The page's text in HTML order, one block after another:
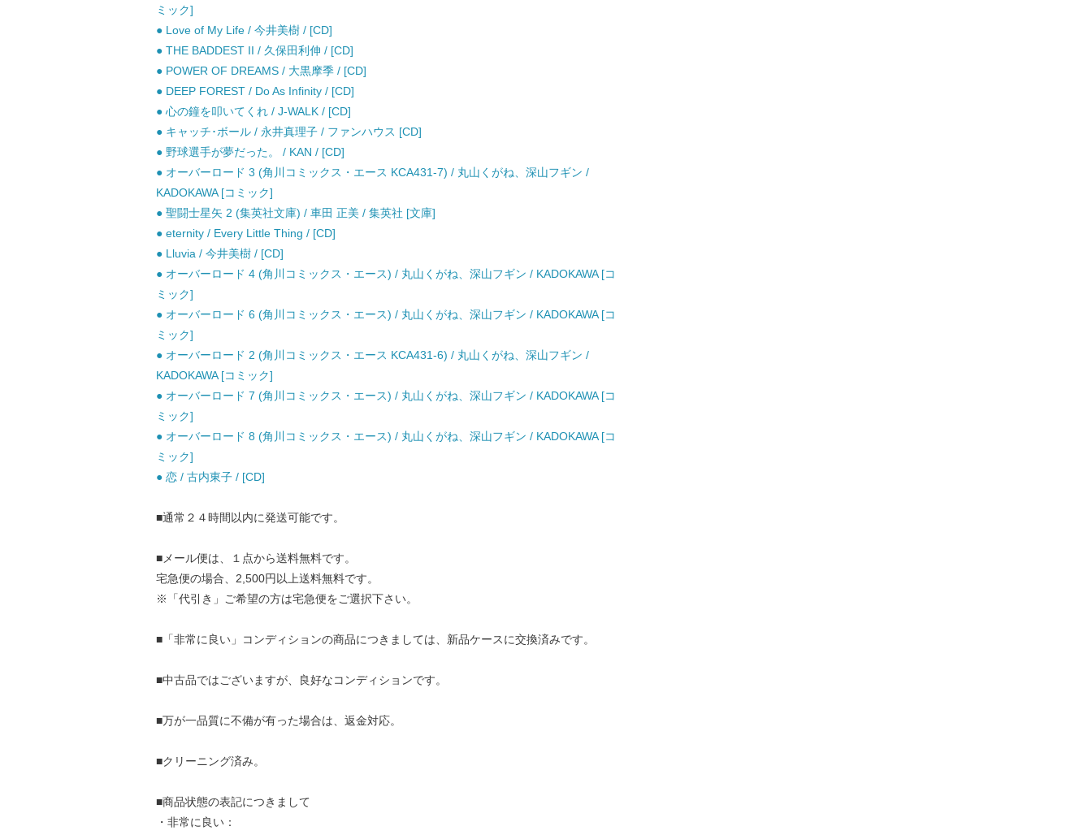
ミック]
● Love of My Life / 今井美樹 / [CD]
● THE BADDEST II / 久保田利伸 / [CD]
● POWER OF DREAMS / 大黒摩季 / [CD]
● DEEP FOREST / Do As Infinity / [CD]
● 心の鐘を叩いてくれ / J-WALK / [CD]
● キャッチ･ボール / 永井真理子 / ファンハウス [CD]
● 野球選手が夢だった。 / KAN / [CD]
● オーバーロード 3 (角川コミックス・エース KCA431-7) / 丸山くがね、深山フギン /
KADOKAWA [コミック]
● 聖闘士星矢 2 (集英社文庫) / 車田 正美 / 集英社 [文庫]
● eternity / Every Little Thing / [CD]
● Lluvia / 今井美樹 / [CD]
● オーバーロード 4 (角川コミックス・エース) / 丸山くがね、深山フギン / KADOKAWA [コ
ミック]
● オーバーロード 6 (角川コミックス・エース) / 丸山くがね、深山フギン / KADOKAWA [コ
ミック]
● オーバーロード 2 (角川コミックス・エース KCA431-6) / 丸山くがね、深山フギン /
KADOKAWA [コミック]
● オーバーロード 7 (角川コミックス・エース) / 丸山くがね、深山フギン / KADOKAWA [コ
ミック]
● オーバーロード 8 (角川コミックス・エース) / 丸山くがね、深山フギン / KADOKAWA [コ
ミック]
● 恋 / 古内東子 / [CD]
■通常２４時間以内に発送可能です。
■メール便は、１点から送料無料です。
宅急便の場合、2,500円以上送料無料です。
※「代引き」ご希望の方は宅急便をご選択下さい。
■「非常に良い」コンディションの商品につきましては、新品ケースに交換済みです。
■中古品ではございますが、良好なコンディションです。
■万が一品質に不備が有った場合は、返金対応。
■クリーニング済み。
■商品状態の表記につきまして
・非常に良い：